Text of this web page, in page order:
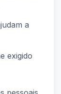
a
exigido